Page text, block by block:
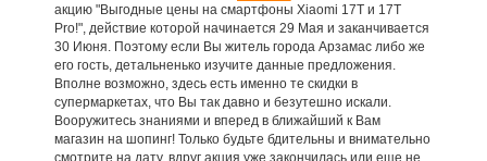
акцию "Выгодные цены на смартфоны Xiaomi 17T и 17T
Pro!", действие которой начинается 29 Мая и заканчивается
30 Июня. Поэтому если Вы житель города Арзамас либо же
его гость, детальненько изучите данные предложения.
Вполне возможно, здесь есть именно те скидки в
супермаркетах, что Вы так давно и безутешно искали.
Вооружитесь знаниями и вперед в ближайший к Вам
магазин на шопинг! Только будьте бдительны и внимательно
смотрите на дату, вдруг акция уже закончилась или еще не